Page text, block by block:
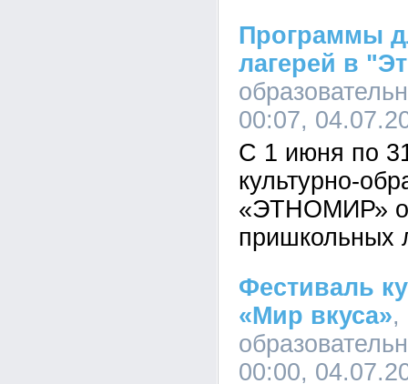
Программы
лагерей в
00:07,
С 1 июня по
культурно-
«ЭТНОМИР»
пришкольных
Фестиваль
«Мир вкуса»,
00:00,